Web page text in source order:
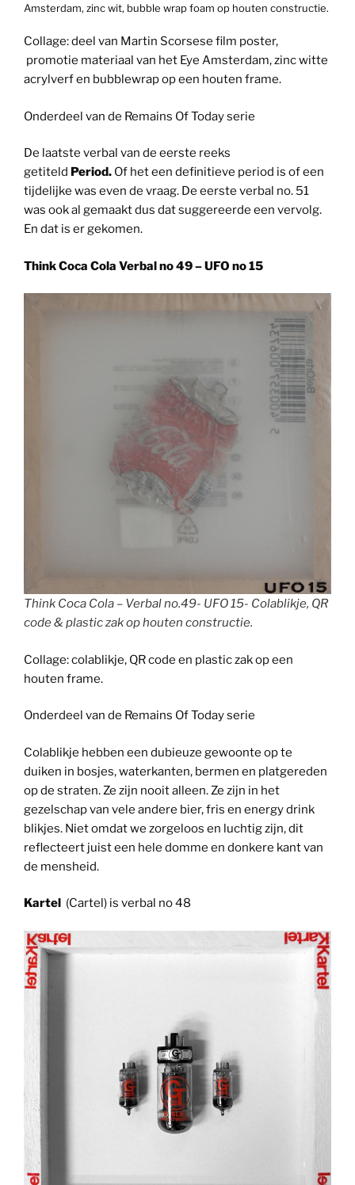
Amsterdam, zinc wit, bubble wrap foam op houten constructie.
Collage: deel van Martin Scorsese film poster,
promotie materiaal van het Eye Amsterdam, zinc witte
acrylverf en bubblewrap op een houten frame.
Onderdeel van de Remains Of Today serie
De laatste verbal van de eerste reeks
getiteld Period. Of het een definitieve period is of een
tijdelijke was even de vraag. De eerste verbal no. 51
was ook al gemaakt dus dat suggereerde een vervolg.
En dat is er gekomen.
Think Coca Cola Verbal no 49 – UFO no 15
Think Coca Cola – Verbal no.49- UFO 15- Colablikje, QR
code & plastic zak op houten constructie.
Collage: colablikje, QR code en plastic zak op een
houten frame.
Onderdeel van de Remains Of Today serie
Colablikje hebben een dubieuze gewoonte op te
duiken in bosjes, waterkanten, bermen en platgereden
op de straten. Ze zijn nooit alleen. Ze zijn in het
gezelschap van vele andere bier, fris en energy drink
blikjes. Niet omdat we zorgeloos en luchtig zijn, dit
reflecteert juist een hele domme en donkere kant van
de mensheid.
Kartel (Cartel) is verbal no 48